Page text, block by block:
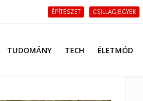
ÉPÍTÉSZET CSILLAGJEGYEK
TUDOMÁNY TECH ÉLETMÓD